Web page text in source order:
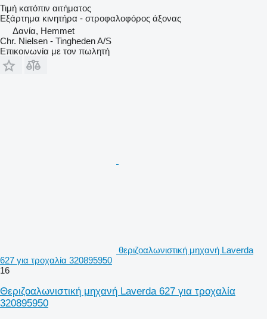
Τιμή κατόπιν αιτήματος
Εξάρτημα κινητήρα - στροφαλοφόρος άξονας
Δανία, Hemmet
Chr. Nielsen - Tingheden A/S
Επικοινωνία με τον πωλητή
θεριζοαλωνιστική μηχανή Laverda
627 για τροχαλία 320895950
16
Θεριζοαλωνιστική μηχανή Laverda 627 για τροχαλία
320895950